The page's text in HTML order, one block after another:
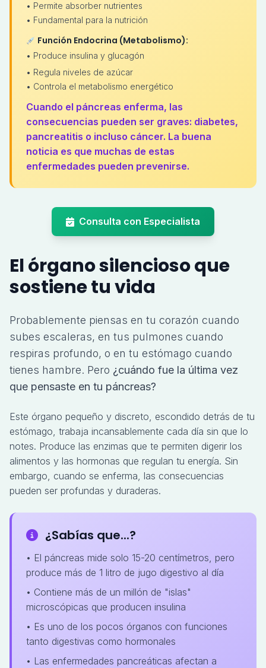
• Permite absorber nutrientes
• Fundamental para la nutrición
Función Endocrina (Metabolismo):
• Produce insulina y glucagón
• Regula niveles de azúcar
• Controla el metabolismo energético
Cuando el páncreas enferma, las
consecuencias pueden ser graves: diabetes,
pancreatitis o incluso cáncer. La buena
noticia es que muchas de estas
enfermedades pueden prevenirse.
Consulta con Especialista
El órgano silencioso que
sostiene tu vida
Probablemente piensas en tu corazón cuando
subes escaleras, en tus pulmones cuando
respiras profundo, o en tu estómago cuando
tienes hambre. Pero ¿cuándo fue la última vez
que pensaste en tu páncreas?
Este órgano pequeño y discreto, escondido detrás de tu
estómago, trabaja incansablemente cada día sin que lo
notes. Produce las enzimas que te permiten digerir los
alimentos y las hormonas que regulan tu energía. Sin
embargo, cuando se enferma, las consecuencias
pueden ser profundas y duraderas.
¿Sabías que...?
• El páncreas mide solo 15-20 centímetros, pero
produce más de 1 litro de jugo digestivo al día
• Contiene más de un millón de "islas"
microscópicas que producen insulina
• Es uno de los pocos órganos con funciones
tanto digestivas como hormonales
• Las enfermedades pancreáticas afectan a